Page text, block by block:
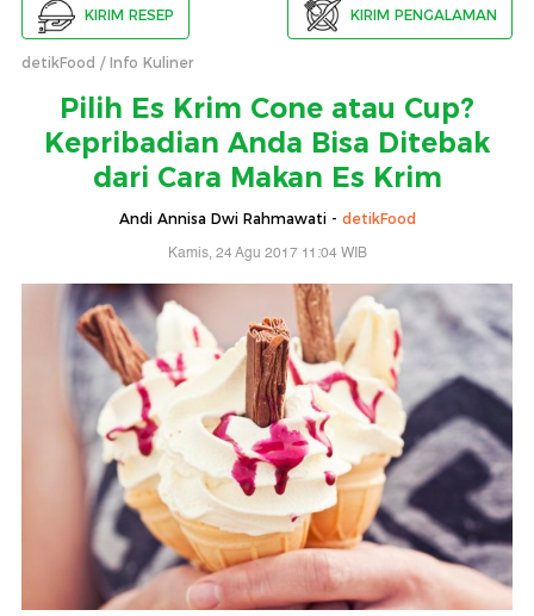
KIRIM RESEP KIRIM PENGALAMAN
detikFood Info Kuliner
Pilih Es Krim Cone atau Cup?
Kepribadian Anda Bisa Ditebak
dari Cara Makan Es Krim
Andi Annisa Dwi Rahmawati - detikFood
Kamis, 24 Agu 2017 11:04 WIB